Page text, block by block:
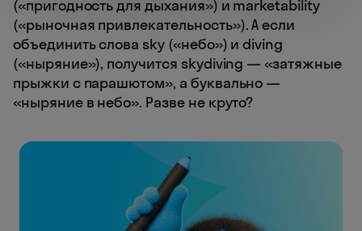
(«пригодность для дыхания») и marketability
(«рыночная привлекательность»). А если
объединить слова sky («небо») и diving
(«ныряние»), получится skydiving — «затяжные
прыжки с парашютом», а буквально —
«ныряние в небо». Разве не круто?